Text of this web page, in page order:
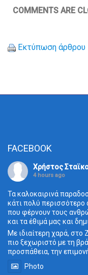
COMMENTS ARE
Εκτύπωση άρθρου
FACEBOOK
Χρήστος
4 hours ago
Τα καλοκαιρινά
κάτι πολύ περισσότερο
που φέρνουν τους
και τα έθιμά μας και
Με ιδιαίτερη χαρά, στο
πιο ξεχωριστό με τη
προσπάθεια, την
Photo